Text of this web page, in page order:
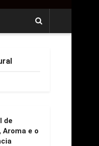
de
Aroma e o